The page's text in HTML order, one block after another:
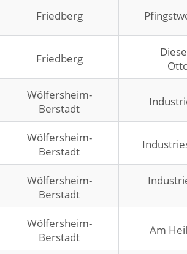
Friedberg
Friedberg
Wölfersheim-
Berstadt
Wölfersheim-
Berstadt
Wölfersheim-
Berstadt
Wölfersheim-
Berstadt
Am